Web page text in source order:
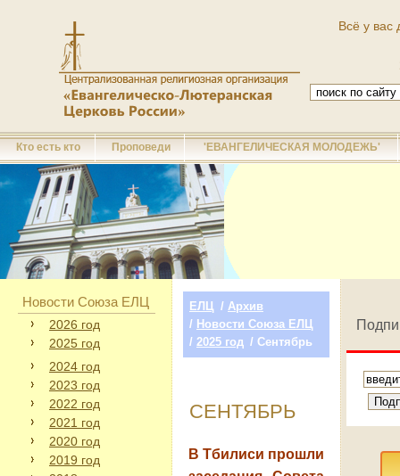
Всё у вас
Кто есть кто Проповеди 'ЕВАНГЕЛИЧЕСКАЯ МОЛОДЕЖЬ'
Новости Союза ЕЛЦ
2026 год
2025 год
2024 год
2023 год
2022 год
2021 год
2020 год
2019 год
ЕЛЦ / Архив
/ Новости Союза ЕЛЦ
/ 2025 год / Сентябрь
СЕНТЯБРЬ
В Тбилиси прошли